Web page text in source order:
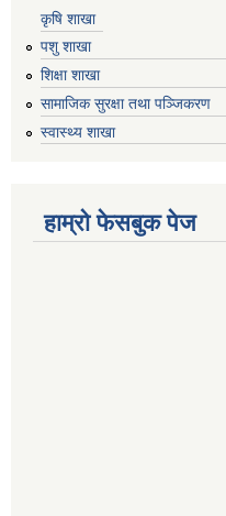
कृषि शाखा
पशु शाखा
शिक्षा शाखा
सामाजिक सुरक्षा तथा पञ्जिकरण
स्वास्थ्य शाखा
हाम्रो फेसबुक पेज